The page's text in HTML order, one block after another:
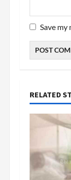
Save
RELATED